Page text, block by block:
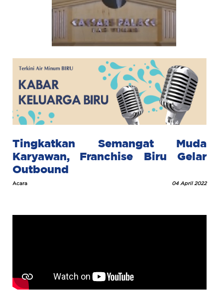
Tingkatkan Semangat Muda
Karyawan, Franchise Biru Gelar
Outbound
Acara 04 April 2022